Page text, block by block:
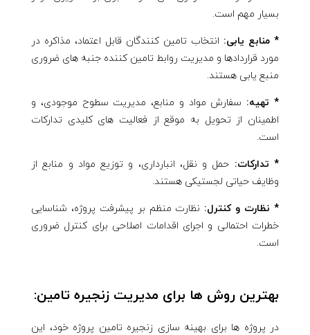
بسیار مهم است.
* منابع یابی: انتخاب تامین کنندگان قابل اعتماد، مذاکره در
مورد قراردادها و مدیریت روابط تامین کننده جنبه های ضروری
منبع یابی هستند.
* تهیه: سفارش مواد و منابع، مدیریت سطوح موجودی، و
اطمینان از تحویل به موقع از فعالیت های کلیدی تدارکات
است.
* تدارکات: حمل و نقل، انبارداری، و توزیع مواد و منابع از
وظایف حیاتی لجستیکی هستند.
* نظارت و کنترل: نظارت منظم بر پیشرفت پروژه، شناسایی
خطرات احتمالی و اجرای اقدامات اصلاحی برای کنترل ضروری
است.
بهترین روش ها برای مدیریت زنجیره تامین:
در پروژه ها برای بهینه سازی زنجیره تامین پروژه خود، این